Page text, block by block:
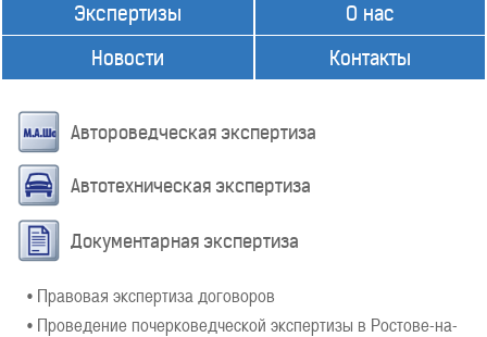
Экспертизы
Новости
О нас
Контакты
Автороведческая экспертиза
Автотехническая экспертиза
Документарная экспертиза
• Правовая экспертиза договоров
• Проведение почерковедческой экспертизы в Ростове-на-